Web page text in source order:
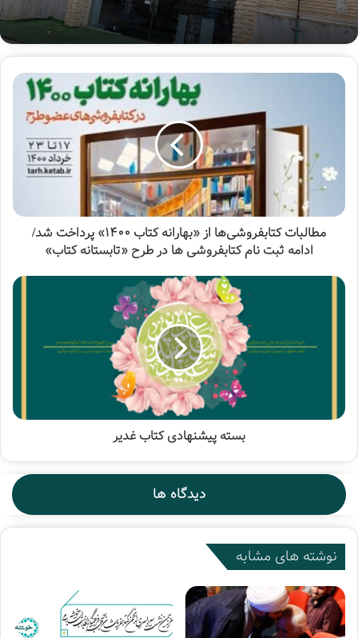
کتاب درنگ، سرگذشت کوتاه پنج تن از ره‌یافتگان به مکتب
امیرمؤمنان، علی علیه السلام است که راویان آن، علت گرایش
خود را به مکتب علی(ع) روایت کرده‌اند و سختی‌ها و شیرینی‌های
این مسیر را برشمرده‌اند.
یکی از این راویان، در شب عید غدیر خم سال ۱۳۸۴ به دست
عوامل وهابی ترور شد و این شهادت، سندی ماندگار بر مظلومیت
یاوران امیرالمومنین(ع) بود.
کتاب «درنگ» به همت پایگاه اطلاع‌رسانی استبصار تدوین شده و
انتشارات عهد مانا، آن را در ۹۶ صفحه رقعی با قیمت ۲۰ هزار
تومان منتشر کرده است.
آیین رونمایی از کتاب پنجشنبه 7 مرداد ماه ساعت 20 برگزار
علاقه مندان می توانند این کتاب را از فروشگاه‌های کتاب عضو
مطالبات کتابفروشی‌ها از «بهارانه کتاب ۱۴۰۰» پرداخت شد/
ادامه ثبت نام کتابفروشی ها در طرح «تابستانه کتاب»
بسته پیشنهادی کتاب غدیر
دیدگاه ها
نوشته های مشابه